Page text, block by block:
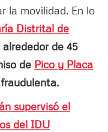
la movilidad. En lo
Distrital de
de 45
de Pico y Placa
supervisó el
del IDU